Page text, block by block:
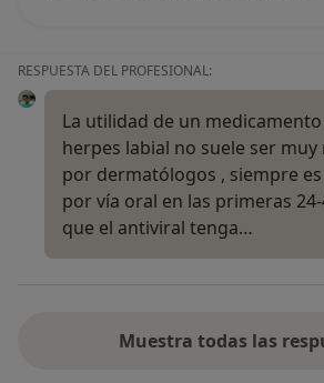
RESPUESTA DEL PROFESIONAL:
La utilidad de un
herpes labial no suele ser
por dermatólogos , siempre
por vía oral en las primeras
que el antiviral tenga…
Muestra todas las